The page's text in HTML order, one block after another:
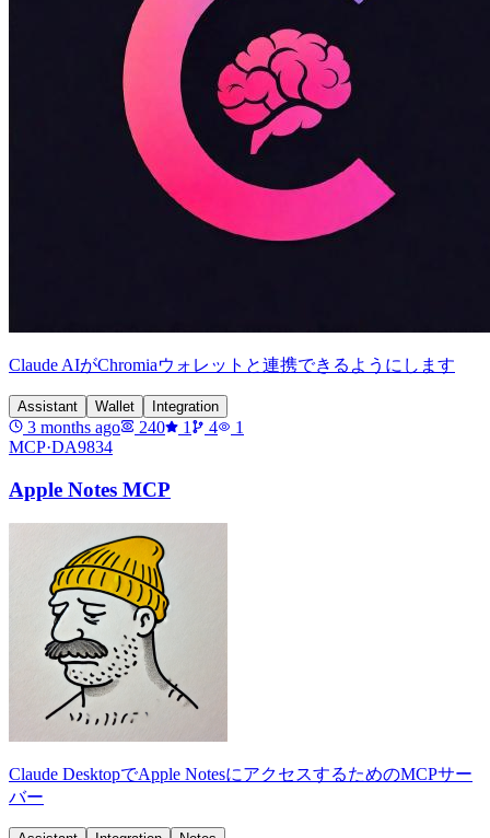
Claude AIがChromiaウォレットと連携できるようにします
Assistant Wallet Integration
3 months ago 240 1 4
1
MCP·DA9834
Apple Notes MCP
Claude DesktopでApple NotesにアクセスするためのMCPサー
バー